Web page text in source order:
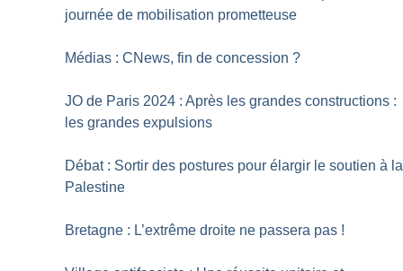
journée de mobilisation prometteuse
Médias : CNews, fin de concession ?
JO de Paris 2024 : Après les grandes constructions :
les grandes expulsions
Débat : Sortir des postures pour élargir le soutien à la
Palestine
Bretagne : L’extrême droite ne passera pas !